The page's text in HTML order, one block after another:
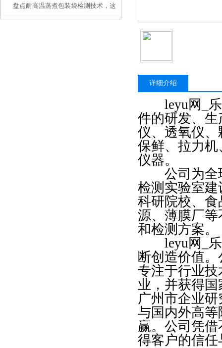
方面
盘点耐高温蒸煮包装袋检测技术，这
详细介绍
leyu网_乐
件的研发、
仪、透氧仪
保鲜、拉力
仪器。
公司为全球
检测实验室
科研院校、
源、薄膜厂
和检测方案。
leyu网_乐
断创造价值
专注于行业技
业，并获得
广州市企业
与国内外高
赢。公司凭
得客户的信任